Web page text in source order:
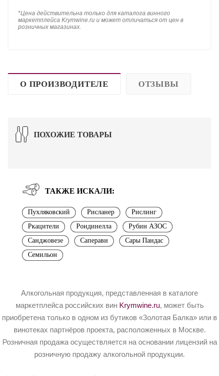
*Цена действительна только для каталога винного
маркетплейса Krymwine.ru и может отличаться от цен в
розничных магазинах.
О ПРОИЗВОДИТЕЛЕ ОТЗЫВЫ
ПОХОЖИЕ ТОВАРЫ
ТАКЖЕ ИСКАЛИ:
Пухляковский Рисланер
Рислинг
Ркацители
Рондинелла
Рубин АЗОС
Санджовезе
Саперави
Сары Пандас
Семильон
Алкогольная продукция, представленная в каталоге
маркетплейса российских вин Krymwine.ru, может быть
приобретена только в одном из бутиков «Золотая Балка» или в
винотеках партнёров проекта, расположенных в Москве.
Розничная продажа осуществляется на основании лицензий на
розничную продажу алкогольной продукции.